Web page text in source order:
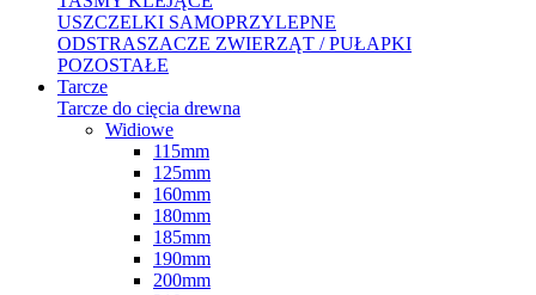
USZCZELKI SAMOPRZYLEPNE
ODSTRASZACZE ZWIERZĄT / PUŁAPKI
POZOSTAŁE
Tarcze
Tarcze do cięcia drewna
Widiowe
115mm
125mm
160mm
180mm
185mm
190mm
200mm